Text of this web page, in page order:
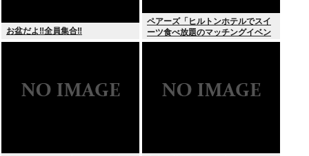
お盆だよ‼全員集合‼
ペアーズ「ヒルトンホテルでスイ
ーツ食べ放題のマッチングイベン
トやるぞ。女2500円男7000円